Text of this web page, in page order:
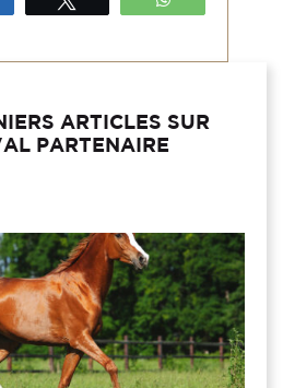
ARTICLES SUR
PARTENAIRE